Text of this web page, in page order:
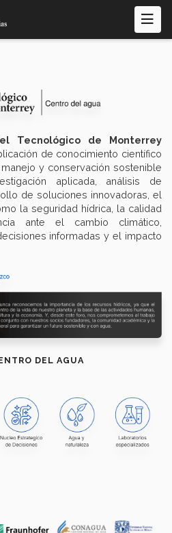
Tecnológico de Monterrey
de conocimiento científico
y conservación sostenible
aplicada, análisis de
de soluciones innovadoras, el
la seguridad hídrica, la calidad
ante el cambio climático,
informadas y el impacto
DEL AGUA